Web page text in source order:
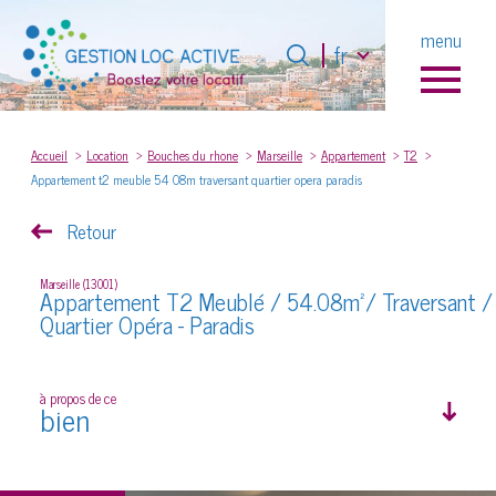
menu
fr
Accueil 0 Langue
fr
Accueil Location Bouches du rhone Marseille Appartement
T2
Appartement t2 meuble 54 08m traversant quartier opera paradis
Retour
Marseille (13001)
Appartement T2 Meublé / 54.08m²/ Traversant /
Quartier Opéra - Paradis
à propos de ce
bien